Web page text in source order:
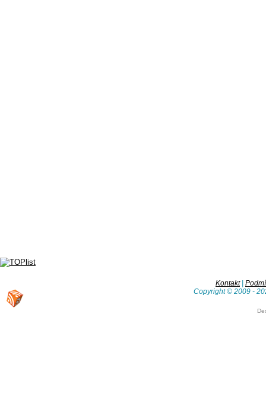
Kontakt|
Copyright © 2009 -